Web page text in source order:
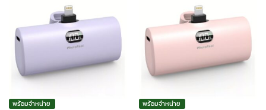
พร้อมจำหน่าย พร้อมจำหน่าย